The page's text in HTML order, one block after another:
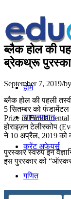
होम
सामान्यज्ञान
करेंट अफेयर्स
गणित
ब्लैक होल की
ब्रेकथ्रू
September 7, 2019/by
ब्लैक होल की पहली
5 सितम्बर को
Prize in Fundamental
होराइज़न टेलीस्कोप
ने 10 अप्रैल, 2019 को
पुरस्कार स्वरुप इन
इस पुरस्कार को